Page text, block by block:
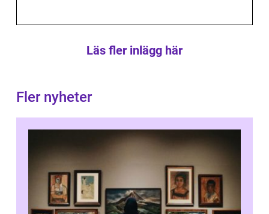
Läs fler inlägg här
Fler nyheter